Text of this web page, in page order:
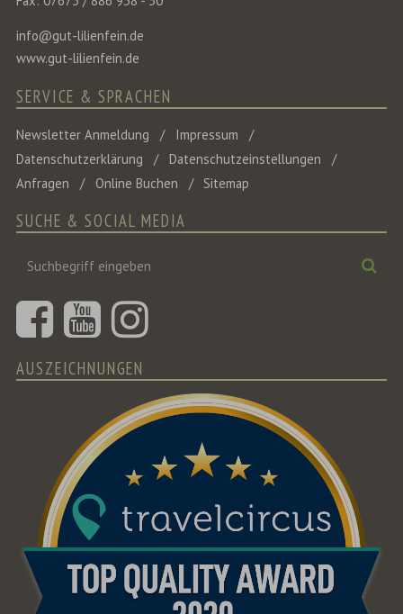
info@gut-lilienfein.de
www.gut-lilienfein.de
SERVICE & SPRACHEN
Newsletter Anmeldung
Impressum
Datenschutzerklärung
Datenschutzeinstellungen
Anfragen
Online Buchen Sitemap
SUCHE & SOCIAL MEDIA
Suchbegriff
AUSZEICHNUNGEN